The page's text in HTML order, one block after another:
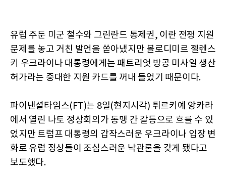
유럽 주둔 미군 철수와 그린란드 통제권, 이란 전쟁 지원
문제를 놓고 거친 발언을 쏟아냈지만 볼로디미르 젤렌스
키 우크라이나 대통령에게는 패트리엇 방공 미사일 생산
허가라는 중대한 지원 카드를 꺼내 들었기 때문이다.
파이낸셜타임스(FT)는 8일(현지시각) 튀르키예 앙카라
에서 열린 나토 정상회의가 동맹 간 갈등으로 흐를 수 있
었지만 트럼프 대통령의 갑작스러운 우크라이나 입장 변
화로 유럽 정상들이 조심스러운 낙관론을 갖게 됐다고
보도했다.